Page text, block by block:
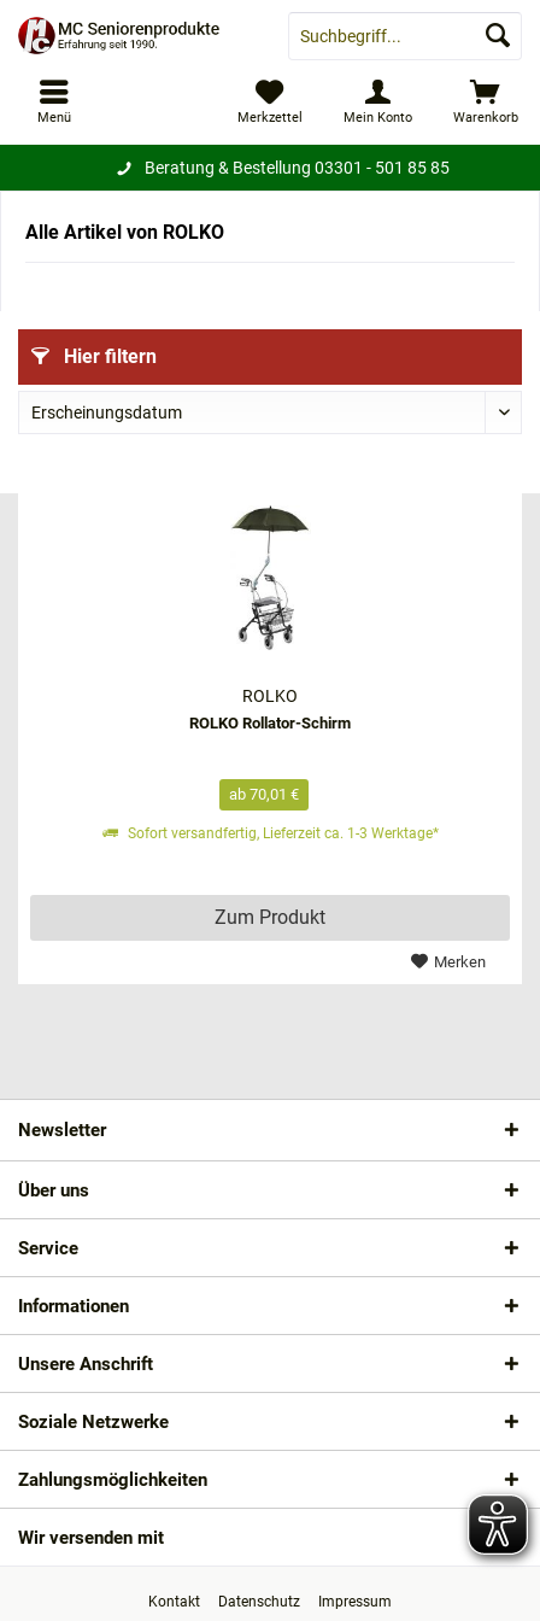
Beratung & Bestellung 03301 - 501 85 85
Warenkorb
Merkzettel Mein Konto
Menü
Alle Artikel von ROLKO
Hier filtern
ROLKO
ROLKO Rollator-Schirm
ab 70,01 €
Sofort versandfertig, Lieferzeit ca. 1-3 Werktage*
Zum Produkt
Merken
Newsletter
Über uns
Service
Informationen
Unsere Anschrift
Soziale Netzwerke
Zahlungsmöglichkeiten
Wir versenden mit
Kontakt Datenschutz Impressum